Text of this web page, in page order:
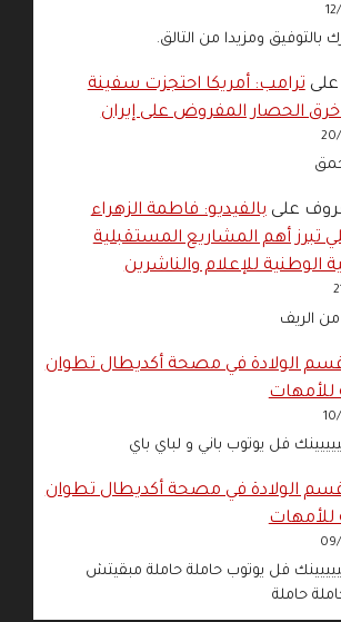
بالتوفيق ومزيدا من التالق.
علىترامب: أمريكا احتجزت سفينة
الحصار المفروض على إيران
علىبالفيديو: فاطمة الزهراء
تبرز أهم المشاريع المستقبلية
الوطنية للإعلام والناشرين
الريف
الولادة في مصحة أكديطال تطوان
للأمهات
فل يوتوب باني و لباي باي
الولادة في مصحة أكديطال تطوان
للأمهات
فل يوتوب حاملة حاملة مبقيتش
حاملة